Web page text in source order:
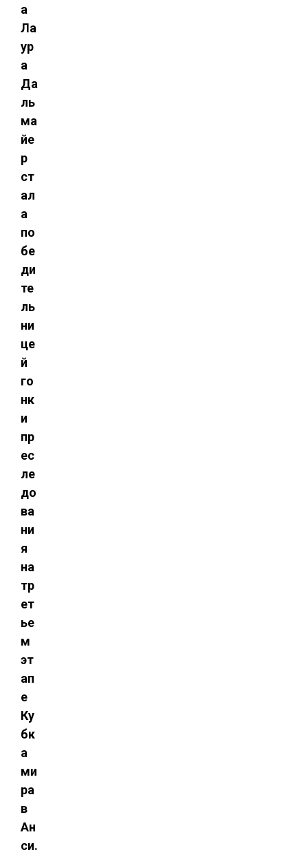
а
Ла
ур
а
Да
ль
ма
йе
р
ст
ал
а
по
бе
ди
те
ль
ни
це
й
го
нк
и
пр
ес
ле
до
ва
ни
я
на
тр
ет
ье
м
эт
ап
е
Ку
бк
а
ми
ра
в
Ан
си.